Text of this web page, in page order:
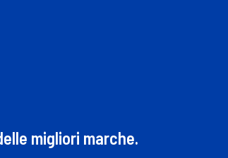
migliori marche.